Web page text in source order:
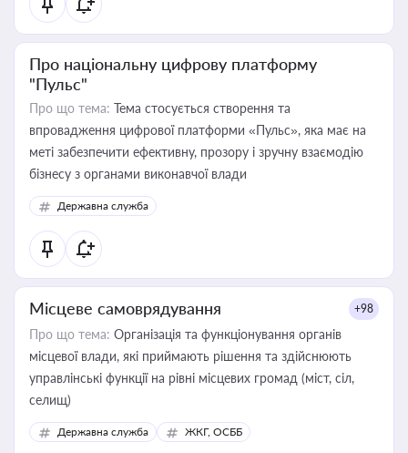
Про національну цифрову платформу
"Пульс"
Про що тема: Тема стосується створення та
впровадження цифрової платформи «Пульс», яка має на
меті забезпечити ефективну, прозору і зручну взаємодію
бізнесу з органами виконавчої влади
Державна служба
Місцеве самоврядування +98
Про що тема: Організація та функціонування органів
місцевої влади, які приймають рішення та здійснюють
управлінські функції на рівні місцевих громад (міст, сіл,
селищ)
Державна служба ЖКГ, ОСББ